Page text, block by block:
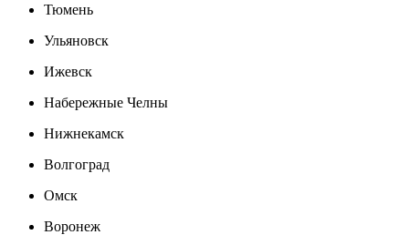
Тюмень
Ульяновск
Ижевск
Набережные Челны
Нижнекамск
Волгоград
Омск
Воронеж